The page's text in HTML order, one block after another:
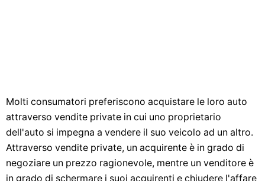
Molti consumatori preferiscono acquistare le loro auto
attraverso vendite private in cui uno proprietario
dell'auto si impegna a vendere il suo veicolo ad un altro.
Attraverso vendite private, un acquirente è in grado di
negoziare un prezzo ragionevole, mentre un venditore è
in grado di schermare i suoi acquirenti e chiudere l'affare